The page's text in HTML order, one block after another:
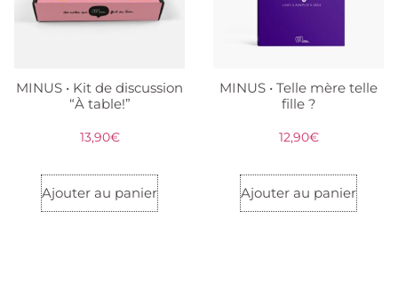
MINUS • Kit de discussion
“À table!”
13,90€
Ajouter au panier
MINUS • Telle mère telle
fille ?
12,90€
Ajouter au panier